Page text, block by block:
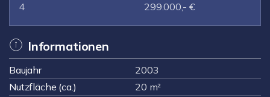
4
299.000,- €
Informationen
Baujahr
2003
Nutzfläche (ca.)
20 m²